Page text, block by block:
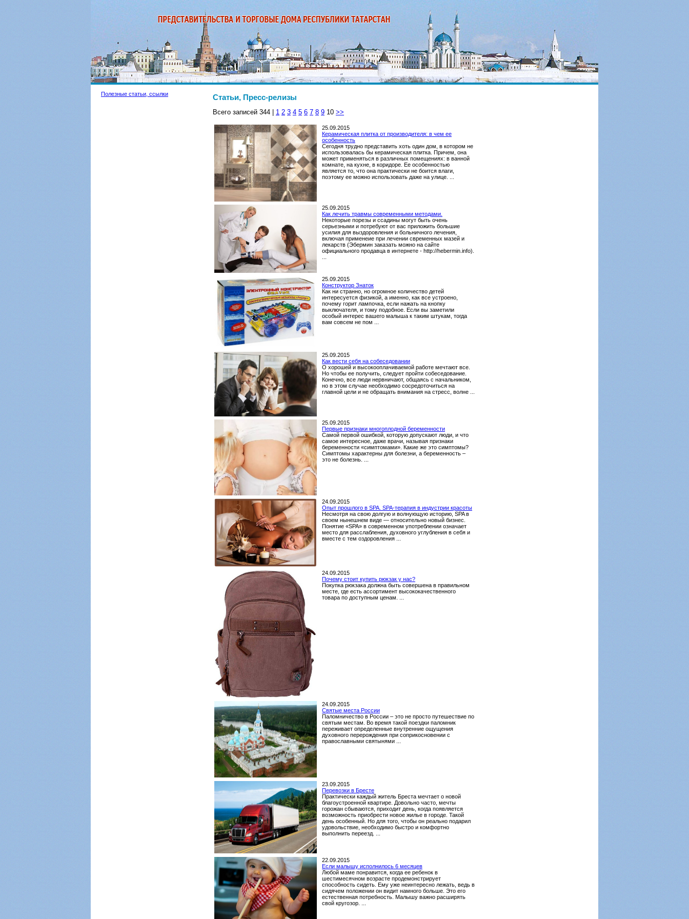
Полезные статьи, ссылки Статьи, Пресс-релизы
Всего записей 344 | 1 2 3 4 5 6 7 8 9 10 >>
25.09.2015
Керамическая плитка от производителя: в чем ее
особенность
Сегодня трудно представить хоть один дом, в котором не
использовалась бы керамическая плитка. Причем, она
может применяться в различных помещениях: в ванной
комнате, на кухне, в коридоре. Ее особенностью
является то, что она практически не боится влаги,
поэтому ее можно использовать даже на улице. ...
25.09.2015
Как лечить травмы современными методами.
Некоторые порезы и ссадины могут быть очень
серьезными и потребуют от вас приложить большие
усилия для выздоровления и больничного лечения,
включая применеие при лечении свременных мазей и
лекарств (Эбермин заказать можно на сайте
официального продавца в интернете - http://hebermin.info).
25.09.2015
Конструктор Знаток
Как ни странно, но огромное количество детей
интересуется физикой, а именно, как все устроено,
почему горит лампочка, если нажать на кнопку
выключателя, и тому подобное. Если вы заметили
особый интерес вашего малыша к таким штукам, тогда
вам совсем не пом ...
25.09.2015
Как вести себя на собеседовании
О хорошей и высокооплачиваемой работе мечтают все.
Но чтобы ее получить, следует пройти собеседование.
Конечно, все люди нервничают, общаясь с начальником,
но в этом случае необходимо сосредоточиться на
главной цели и не обращать внимания на стресс, волне ...
25.09.2015
Первые признаки многоплодной беременности
Самой первой ошибкой, которую допускают люди, и что
самое интересное, даже врачи, называя признаки
беременности «симптомами». Какие же это симптомы?
Симптомы характерны для болезни, а беременность –
это не болезнь. ...
24.09.2015
Опыт прошлого в SPA. SPA-терапия в индустрии красоты
Несмотря на свою долгую и волнующую историю, SPA в
своем нынешнем виде — относительно новый бизнес.
Понятие «SPA» в современном употреблении означает
место для расслабления, духовного углубления в себя и
вместе с тем оздоровления ...
24.09.2015
Почему стоит купить рюкзак у нас?
Покупка рюкзака должна быть совершена в правильном
месте, где есть ассортимент высококачественного
товара по доступным ценам. ...
24.09.2015
Святые места России
Паломничество в России – это не просто путешествие по
святым местам. Во время такой поездки паломник
переживает определенные внутренние ощущения
духовного перерождения при соприкосновении с
православными святынями ...
23.09.2015
Перевозки в Бресте
Практически каждый житель Бреста мечтает о новой
благоустроенной квартире. Довольно часто, мечты
горожан сбываются, приходит день, когда появляется
возможность приобрести новое жилье в городе. Такой
день особенный. Но для того, чтобы он реально подарил
удовольствие, необходимо быстро и комфортно
выполнить переезд. ...
22.09.2015
Если малышу исполнилось 6 месяцев
Любой маме понравится, когда ее ребенок в
шестимесячном возрасте продемонстрирует
способность сидеть. Ему уже неинтересно лежать, ведь в
сидячем положении он видит намного больше. Это его
естественная потребность. Малышу важно расширять
свой кругозор. ...